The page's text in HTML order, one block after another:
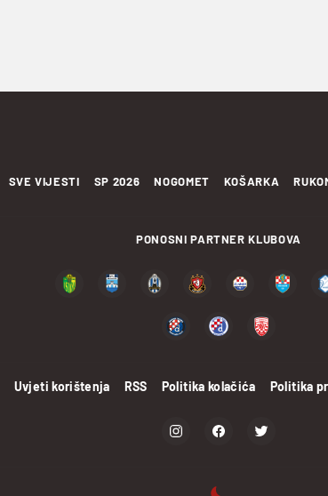
SVE VIJESTI SP 2026 NOGOMET KOŠARKA
PONOSNI PARTNER KLUBOVA
Uvjeti korištenja RSS Politika kolačića Politika